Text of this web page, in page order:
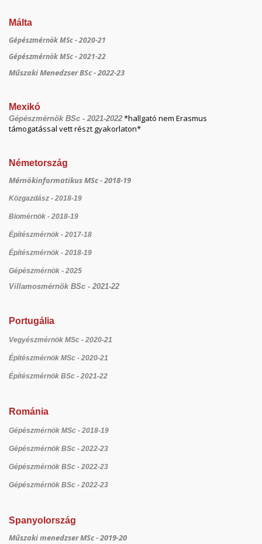
Málta
Gépészmérnök MSc - 2020-21
Gépészmérnök MSc - 2021-22
Műszaki Menedzser BSc - 2022-23
Mexikó
Gépészmérnök BSc - 2021-2022 *hallgató nem Erasmus
támogatással vett részt gyakorlaton*
Németország
Mérnökinformatikus MSc - 2018-19
Közgazdász - 2018-19
Biomérnök - 2018-19
Építészmérnök - 2017-18
Építészmérnök - 2018-19
Gépészmérnök - 2025
Villamosmérnök BSc - 2021-22
Portugália
Vegyészmérnök MSc - 2020-21
Építészmérnök MSc - 2020-21
Építészmérnök BSc - 2021-22
Románia
Gépészmérnök MSc - 2018-19
Gépészmérnök BSc - 2022-23
Gépészmérnök BSc - 2022-23
Gépészmérnök BSc - 2022-23
Spanyolország
Műszaki menedzser MSc - 2019-20